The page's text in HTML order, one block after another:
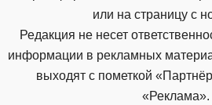
или на страницу с
Редакция не несет
информации в рекламных
выходят с пометкой
«Реклама».